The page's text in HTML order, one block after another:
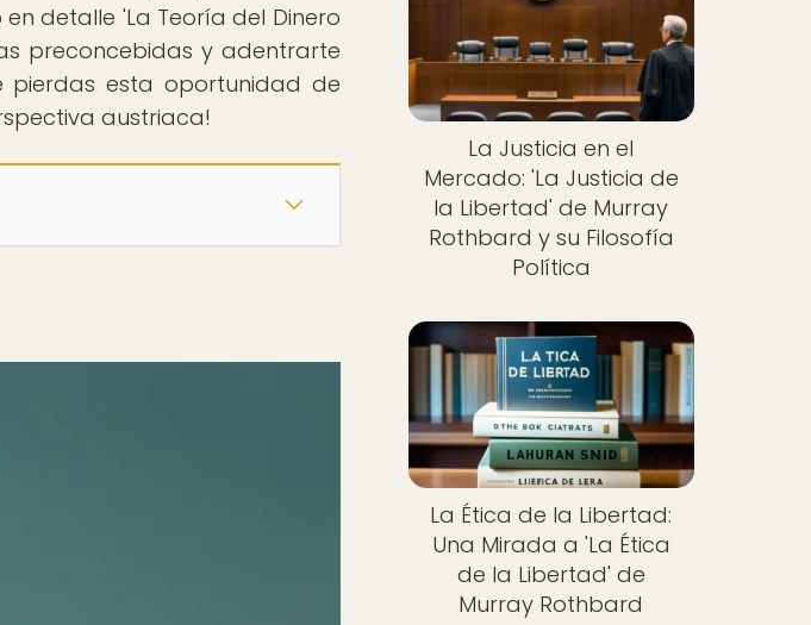
detalle 'La Teoría del Dinero
preconcebidas y adentrarte
pierdas esta oportunidad de
austriaca!
La Justicia en el
Mercado: 'La Justicia de
la Libertad' de Murray
Rothbard y su Filosofía
Política
La Ética de la Libertad:
Una Mirada a 'La Ética
de la Libertad' de
Murray Rothbard